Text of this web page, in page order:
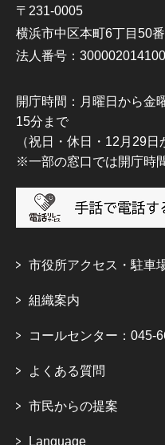
〒231-0005
横浜市中区本町6丁目50
法人番号：
開庁時間：月曜日から金
15分まで
（祝日・休日・12月29日
※一部の窓口では開庁時
市役所アクセス・駐車
組織案内
コールセンター：045-
よくある質問
市民からの提案
Language